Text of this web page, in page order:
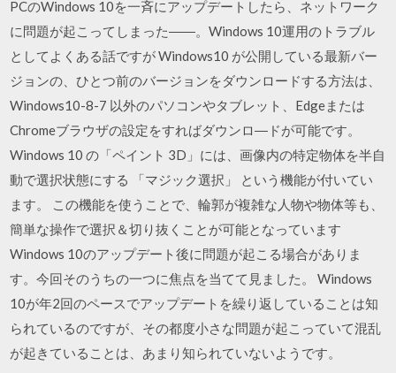
PCのWindows 10を一斉にアップデートしたら、ネットワーク
に問題が起こってしまった――。Windows 10運用のトラブル
としてよくある話ですが Windows10 が公開している最新バー
ジョンの、ひとつ前のバージョンをダウンロードする方法は、
Windows10-8-7 以外のパソコンやタブレット、Edgeまたは
Chromeブラウザの設定をすればダウンロ―ドが可能です。
Windows 10 の「ペイント 3D」には、画像内の特定物体を半自
動で選択状態にする 「マジック選択」 という機能が付いてい
ます。 この機能を使うことで、輪郭が複雑な人物や物体等も、
簡単な操作で選択＆切り抜くことが可能となっています
Windows 10のアップデート後に問題が起こる場合がありま
す。今回そのうちの一つに焦点を当てて見ました。 Windows
10が年2回のペースでアップデートを繰り返していることは知
られているのですが、その都度小さな問題が起こっていて混乱
が起きていることは、あまり知られていないようです。